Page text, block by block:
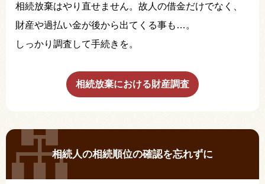
相続放棄はやり直せません。故人の借金だけでなく、
財産や過払い金が後から出てくる事も…。
しっかり調査して手続きを。
相続放棄における財産調査
相続人の相続順位の確認を忘れずに